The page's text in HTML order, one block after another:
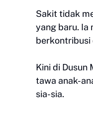
Sakit tidak
yang baru. Ia
berkontribusi
Kini di Dusun
tawa anak-
sia-sia.